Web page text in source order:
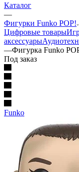
Каталог
—
Фигурки Funko POP!
Цифровые товары
аксессуары
—Фигурка Funko
Под заказ
Funko